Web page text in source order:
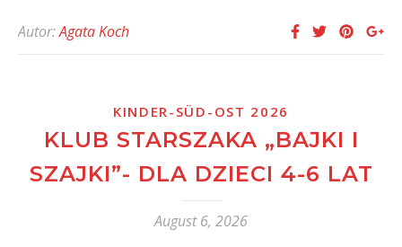
Autor:Agata Koch
KINDER-SÜD-OST 2026
KLUB STARSZAKA „BAJKI I
SZAJKI”- DLA DZIECI 4-6 LAT
August 6, 2026